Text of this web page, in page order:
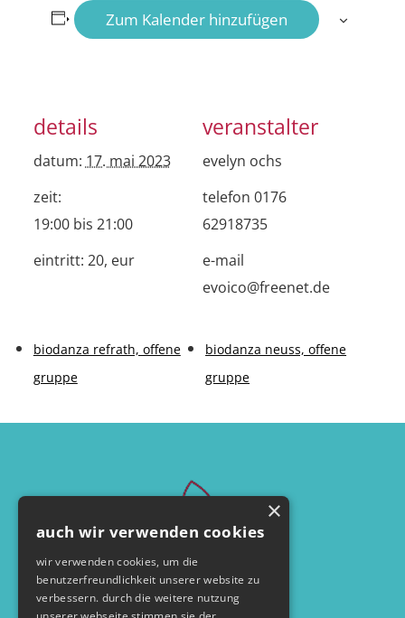
Zum Kalender hinzufügen
details
datum: 17. mai 2023
zeit:
19:00 bis 21:00
eintritt: 20, eur
veranstalter
evelyn ochs
telefon 0176
62918735
e-mail
evoico@freenet.de
biodanza refrath, offene
gruppe
biodanza neuss, offene
gruppe
×
auch wir verwenden cookies
wir verwenden cookies, um die
benutzerfreundlichkeit unserer website zu
verbessern. durch die weitere nutzung